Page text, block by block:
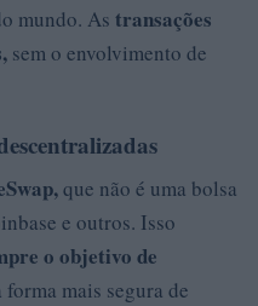
mundo. As transações
sem o envolvimento de
que não é uma bolsa
e outros. Isso
o objetivo de
mais segura de